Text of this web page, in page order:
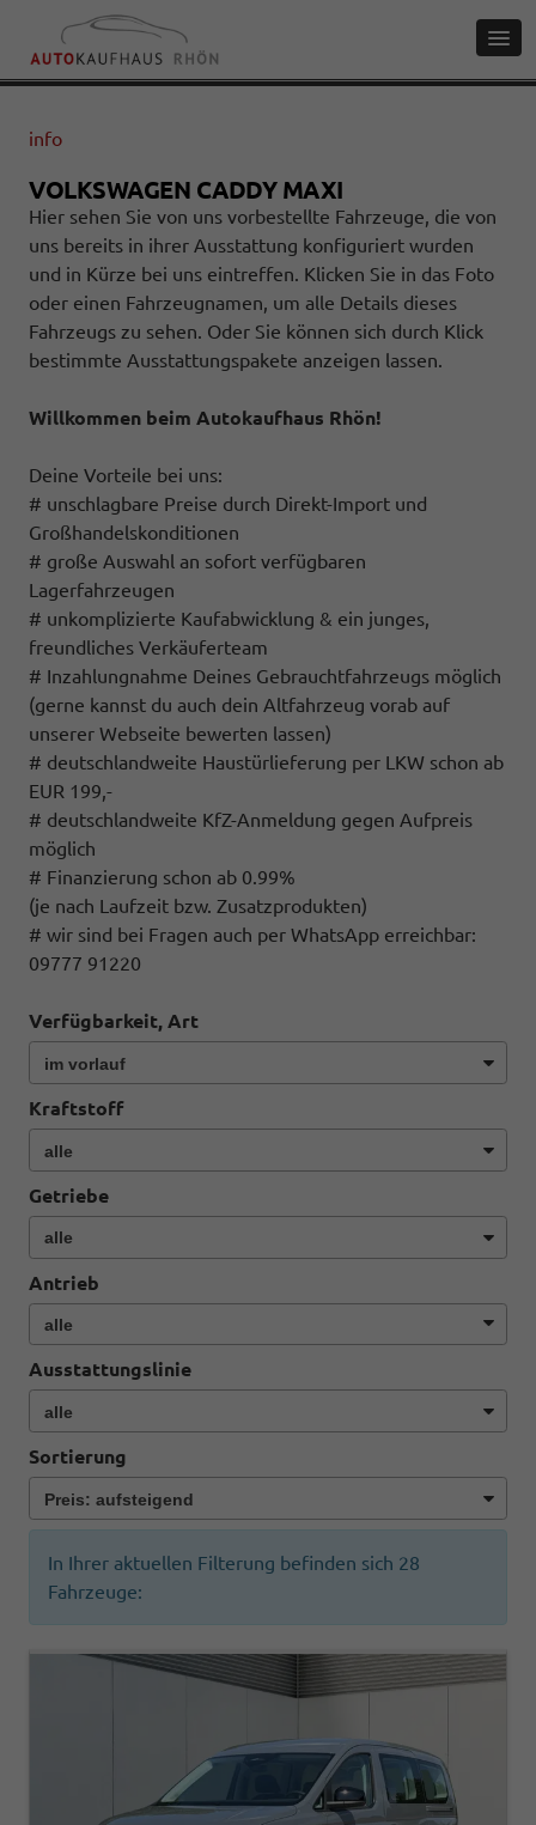
info
VOLKSWAGEN CADDY MAXI
Hier sehen Sie von uns vorbestellte Fahrzeuge, die von
uns bereits in ihrer Ausstattung konfiguriert wurden
und in Kürze bei uns eintreffen. Klicken Sie in das Foto
oder einen Fahrzeugnamen, um alle Details dieses
Fahrzeugs zu sehen. Oder Sie können sich durch Klick
bestimmte Ausstattungspakete anzeigen lassen.
Willkommen beim Autokaufhaus Rhön!
Deine Vorteile bei uns:
# unschlagbare Preise durch Direkt-Import und
Großhandelskonditionen
# große Auswahl an sofort verfügbaren
Lagerfahrzeugen
# unkomplizierte Kaufabwicklung & ein junges,
freundliches Verkäuferteam
# Inzahlungnahme Deines Gebrauchtfahrzeugs möglich
(gerne kannst du auch dein Altfahrzeug vorab auf
unserer Webseite bewerten lassen)
# deutschlandweite Haustürlieferung per LKW schon ab
EUR 199,-
# deutschlandweite KfZ-Anmeldung gegen Aufpreis
möglich
# Finanzierung schon ab 0.99%
(je nach Laufzeit bzw. Zusatzprodukten)
# wir sind bei Fragen auch per WhatsApp erreichbar:
09777 91220
Verfügbarkeit, Art
Kraftstoff
Getriebe
Antrieb
Ausstattungslinie
Sortierung
In Ihrer aktuellen Filterung befinden sich 28
Fahrzeuge: